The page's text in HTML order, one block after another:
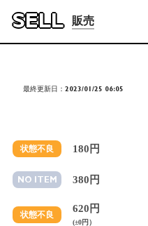
SELL 販売
最終更新日：2023/01/25 06:05
状態不良 180円
NO ITEM 380円
状態不良
620円
(±0円）